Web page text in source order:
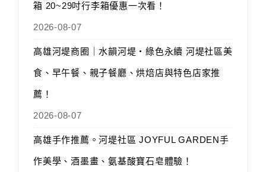
箱 20~29吋行李箱優惠一次看！
2026-08-07
高雄河堤商圈｜水韻河堤‧綠色永續 河堤社區美
食、早午餐、親子餐廳、烘焙店與特色店家推
薦！
2026-08-07
高雄手作推薦。河堤社區 JOYFUL GARDEN手
作美學、酒墨畫、氨基酸寶石皂體驗！